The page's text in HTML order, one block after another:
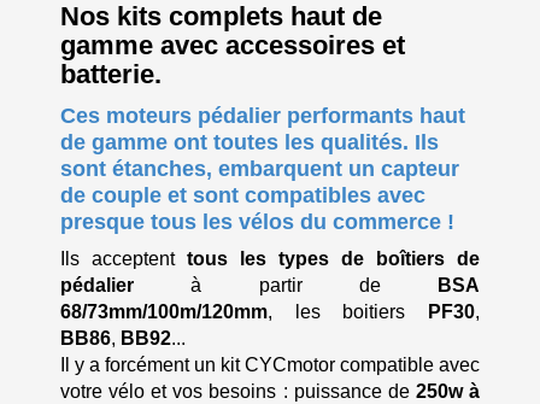
Nos kits complets haut de
gamme avec accessoires et
batterie.
Ces moteurs pédalier performants haut
de gamme ont toutes les qualités. Ils
sont étanches, embarquent un capteur
de couple et sont compatibles avec
presque tous les vélos du commerce !
Ils acceptent tous les types de boîtiers de
pédalierà partir de
BSA
68/73mm/100m/120mm, les boitiers PF30,
BB86, BB92...
Il y a forcément un kit CYCmotor compatible avec
votre vélo et vos besoins : puissance de 250w à